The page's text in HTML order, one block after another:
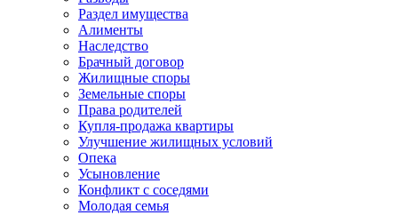
Раздел имущества
Алименты
Наследство
Брачный договор
Жилищные споры
Земельные споры
Права родителей
Купля-продажа квартиры
Улучшение жилищных условий
Опека
Усыновление
Конфликт с соседями
Молодая семья